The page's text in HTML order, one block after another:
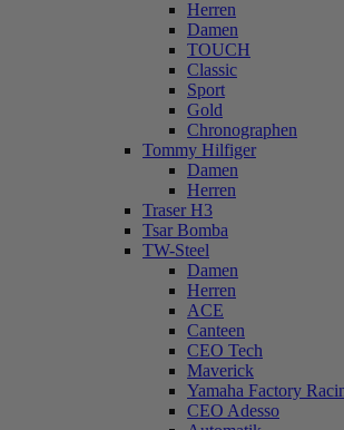
Herren
Damen
TOUCH
Classic
Sport
Gold
Chronographen
Tommy Hilfiger
Damen
Herren
Traser H3
Tsar Bomba
TW-Steel
Damen
Herren
ACE
Canteen
CEO Tech
Maverick
Yamaha Factory
CEO Adesso